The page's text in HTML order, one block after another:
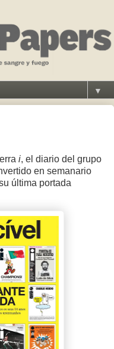
▼
i, el diario del grupo
en semanario
última portada